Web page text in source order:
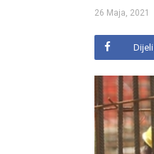
26 Maja, 2021
Dijeli